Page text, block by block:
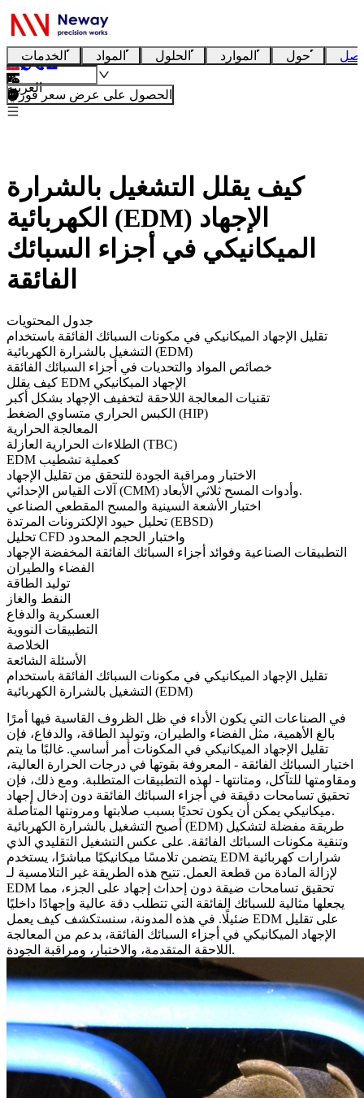
الخدمات المواد الحلول الموارد حول
العربية
الحصول على عرض سعر فوري
كيف يقلل التشغيل بالشرارة
الكهربائية (EDM) الإجهاد
الميكانيكي في أجزاء السبائك
الفائقة
جدول المحتويات
تقليل الإجهاد الميكانيكي في مكونات السبائك الفائقة باستخدام
التشغيل بالشرارة الكهربائية (EDM)
خصائص المواد والتحديات في أجزاء السبائك الفائقة
كيف يقلل EDM الإجهاد الميكانيكي
تقنيات المعالجة اللاحقة لتخفيف الإجهاد بشكل أكبر
الكبس الحراري متساوي الضغط (HIP)
المعالجة الحرارية
الطلاءات الحرارية العازلة (TBC)
EDM كعملية تشطيب
الاختبار ومراقبة الجودة للتحقق من تقليل الإجهاد
آلات القياس الإحداثي (CMM) وأدوات المسح ثلاثي الأبعاد.
اختبار الأشعة السينية والمسح المقطعي الصناعي
تحليل حيود الإلكترونات المرتدة (EBSD)
تحليل CFD واختبار الحجم المحدود
التطبيقات الصناعية وفوائد أجزاء السبائك الفائقة المخفضة الإجهاد
الفضاء والطيران
توليد الطاقة
النفط والغاز
العسكرية والدفاع
التطبيقات النووية
الخلاصة
الأسئلة الشائعة
تقليل الإجهاد الميكانيكي في مكونات السبائك الفائقة باستخدام
التشغيل بالشرارة الكهربائية (EDM)
في الصناعات التي يكون الأداء في ظل الظروف القاسية فيها أمرًا
بالغ الأهمية، مثل الفضاء والطيران، وتوليد الطاقة، و الدفاع، فإن
تقليل الإجهاد الميكانيكي في المكونات أمر أساسي. غالبًا ما يتم
اختيار
السبائك الفائقة - المعروفة بقوتها في درجات الحرارة العالية،
ومقاومتها للتآكل، ومتانتها - لهذه التطبيقات المتطلبة. ومع ذلك، فإن
تحقيق تسامحات دقيقة في أجزاء السبائك الفائقة دون إدخال إجهاد
ميكانيكي يمكن أن يكون تحديًا بسبب صلابتها ومرونتها المتأصلة.
أصبح التشغيل بالشرارة الكهربائية (EDM)
وتنقية مكونات السبائك الفائقة. على عكس التشغيل التقليدي الذي
يتضمن تلامسًا ميكانيكيًا مباشرًا، يستخدم EDM شرارات كهربائية
لإزالة المادة من قطعة العمل. تتيح هذه الطريقة غير التلامسية لـ
EDM تحقيق تسامحات ضيقة دون إحداث إجهاد على الجزء، مما
يجعلها مثالية للسبائك الفائقة التي تتطلب دقة عالية وإجهادًا داخليًا
ضئيلًا. في هذه المدونة، سنستكشف كيف يعمل EDM على تقليل
الإجهاد الميكانيكي في أجزاء السبائك الفائقة، بدعم من المعالجة
اللاحقة المتقدمة ، والاختبار، ومراقبة الجودة.